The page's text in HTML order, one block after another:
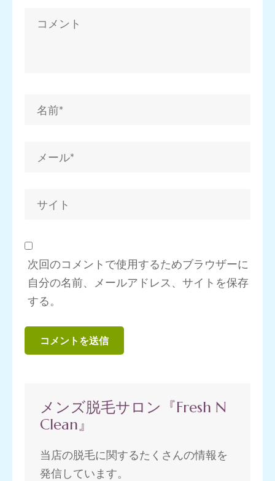
次回のコメントで使用するためブラウザーに
自分の名前、メールアドレス、サイトを保存
する。
メンズ脱毛サロン『Fresh N
Clean』
当店の脱毛に関するたくさんの情報を
発信しています。